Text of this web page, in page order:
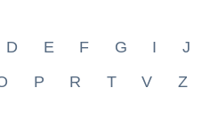
D E F G I
J
P R T V Z